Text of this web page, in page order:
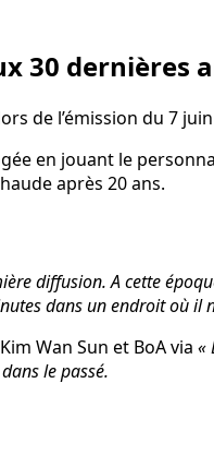
30
de l’émission du 7
en jouant le
après 20 ans.
diffusion. A cette
dans un endroit où il
Wan Sun et BoA via «
le passé.